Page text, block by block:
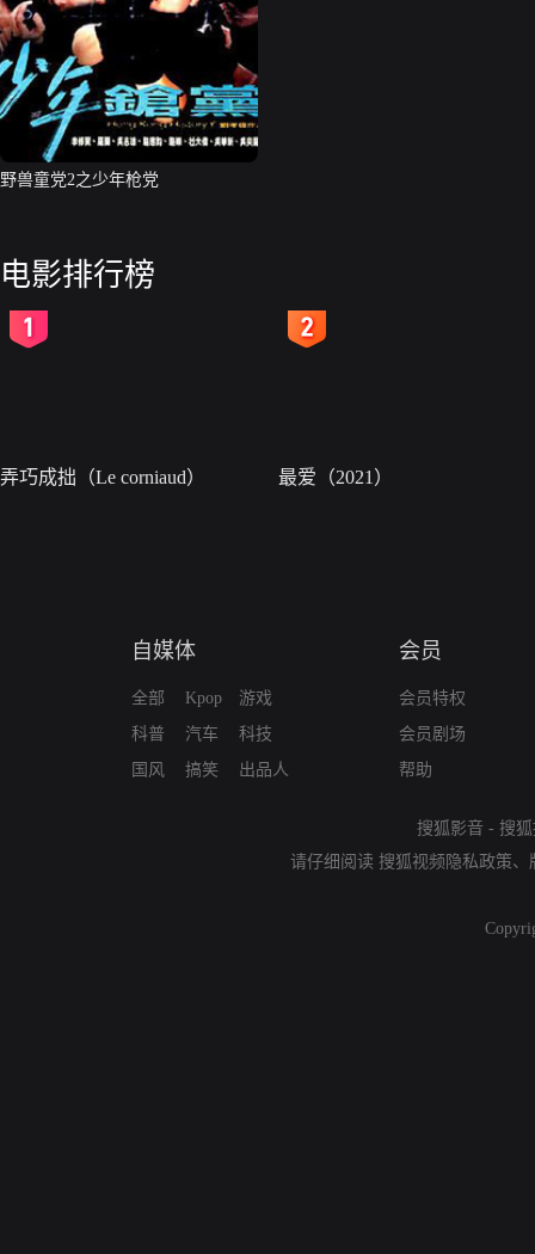
野兽童党2之少年枪党
电影排行榜
弄巧成拙（Le corniaud） 最爱（2021）
自媒体
全部
科普
国风
Kpop
汽车
搞笑
游戏
科技
出品人
会员
会员特权
会员剧场
帮助
搜狐影音 - 搜
请仔细阅读 搜狐视频隐私政策、